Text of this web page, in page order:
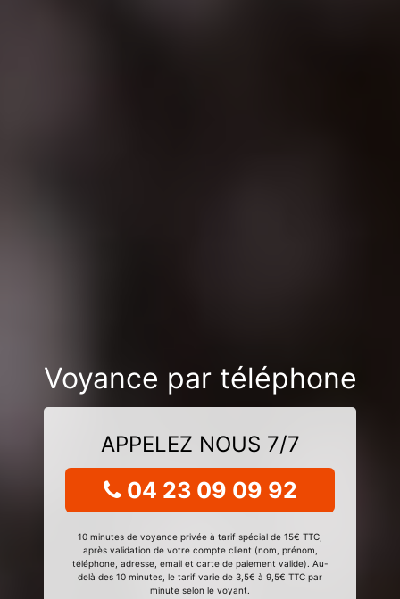
Voyance par téléphone
APPELEZ NOUS 7/7
04 23 09 09 92
10 minutes de voyance privée à tarif spécial de 15€ TTC,
après validation de votre compte client (nom, prénom,
téléphone, adresse, email et carte de paiement valide). Au-
delà des 10 minutes, le tarif varie de 3,5€ à 9,5€ TTC par
minute selon le voyant.